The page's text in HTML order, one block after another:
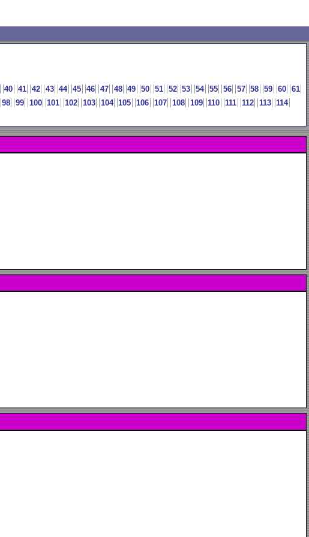
40 41 42 43 44 45 46 47 48 49 50 51 52 53 54 55 56 57 58 59 60
61
98 99 100 101 102 103 104 105 106 107 108 109 110 111 112 113
114